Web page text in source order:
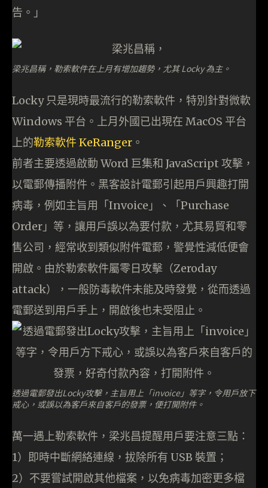
告。」
梁兆昌稱，勒索軟件在上月有增加趨勢，尤其 Locky 為主。
Locky 只是現時最流行的勒索軟件，特別針對微軟
Windows 平台。上月外國已出現在 MacOS 平台
上的勒索軟件 KeRanger 。
前者主要透過啟動 Word 巨集和 JavaScript 攻擊，
以電郵傳播附件。黑客設計電郵引起用戶興趣打開
病毒，例如主旨用「Invoice」、「Purchase
Order」等，讓用戶誤以為要付款，尤其易貿和零
售公司，經常收到類似附件電郵，警覺性減低便會
開啟。由於勒索軟件屬零日攻擊（Zeroday
attack），一般防毒軟件未能及時發覺，從而透過
電郵送到用戶手上，開啟後也未受阻止。
透過電郵發出Locky攻擊，主旨用上「invoice」等字，令用戶放下
戒心，或誤以為客戶來自客戶的發票，便打開附件。
萬一遇上勒索軟件，梁兆昌提醒用戶要注意三點：
1）即時中斷網絡連線，拔除所有 USB 裝置；
2）不要嘗試開啟其他檔案，以免病毒加密更多檔